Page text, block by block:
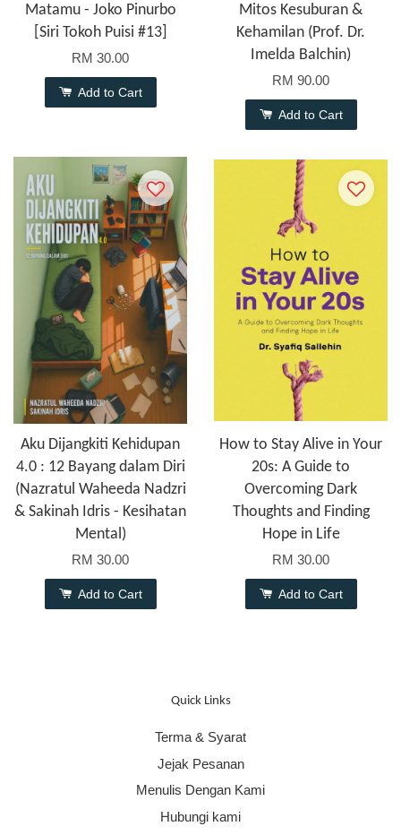
Matamu - Joko Pinurbo
[Siri Tokoh Puisi #13]
RM 30.00
Add to Cart
Mitos Kesuburan &
Kehamilan (Prof. Dr.
Imelda Balchin)
RM 90.00
Add to Cart
Aku Dijangkiti Kehidupan
4.0 : 12 Bayang dalam Diri
(Nazratul Waheeda Nadzri
& Sakinah Idris - Kesihatan
Mental)
RM 30.00
Add to Cart
How to Stay Alive in Your
20s: A Guide to
Overcoming Dark
Thoughts and Finding
Hope in Life
RM 30.00
Add to Cart
Quick Links
Terma & Syarat
Jejak Pesanan
Menulis Dengan Kami
Hubungi kami